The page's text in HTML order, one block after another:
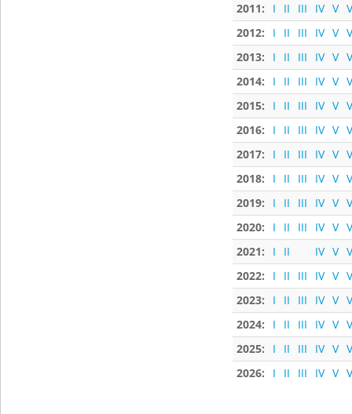
2011:
I II III IV V
2012:
I II III IV V
2013:
I II III IV V
2014:
I II III IV V
2015:
I II III IV V
2016:
I II III IV V
2017:
I II III IV V
2018:
I II III IV V
2019:
I II III IV V
2020:
I II III IV V
2021:
I II IV V
2022:
I II III IV V
2023:
I II III IV V
2024:
I II III IV V
2025:
I II III IV V
2026:
I II III IV V